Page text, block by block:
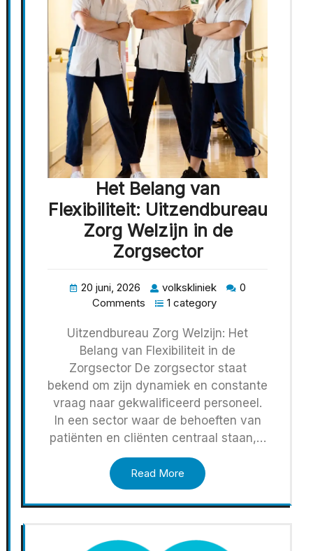
Het Belang van
Flexibiliteit: Uitzendbureau
Zorg Welzijn in de
Zorgsector
20 juni, 2026 volkskliniek
0
Comments
1 category
Uitzendbureau Zorg Welzijn: Het
Belang van Flexibiliteit in de
Zorgsector De zorgsector staat
bekend om zijn dynamiek en constante
vraag naar gekwalificeerd personeel.
In een sector waar de behoeften van
patiënten en cliënten centraal staan,…
Read More